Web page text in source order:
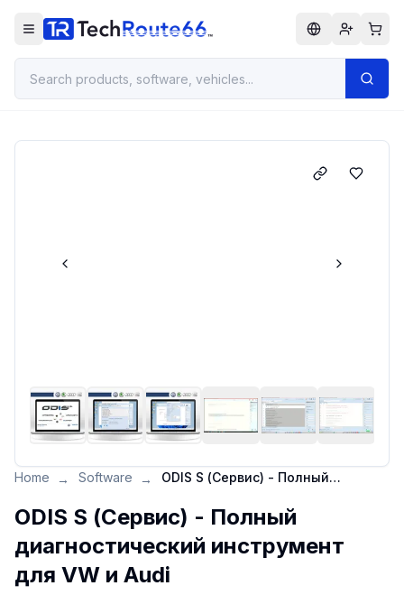
Home → Software → ODIS S (Сервис) - Полный диагностический инструмент для VW и Audi
ODIS S (Сервис) - Полный
диагностический инструмент
для VW и Audi